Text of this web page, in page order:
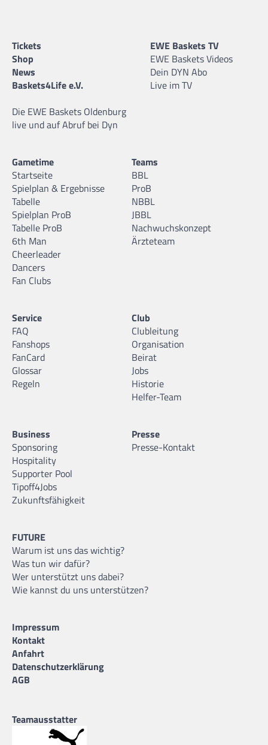
Tickets
Shop
News
Baskets4Life e.V.
Die EWE Baskets Oldenburg
live und auf Abruf bei Dyn
EWE Baskets TV
EWE Baskets Videos
Dein DYN Abo
Live im TV
Gametime
Startseite
Spielplan & Ergebnisse
Tabelle
Spielplan ProB
Tabelle ProB
6th Man
Cheerleader
Dancers
Fan Clubs
Teams
BBL
ProB
NBBL
JBBL
Nachwuchskonzept
Ärzteteam
Service
FAQ
Fanshops
FanCard
Glossar
Regeln
Club
Clubleitung
Organisation
Beirat
Jobs
Historie
Helfer-Team
Business
Sponsoring
Hospitality
Supporter Pool
Tipoff4Jobs
Zukunftsfähigkeit
Presse
Presse-Kontakt
FUTURE
Warum ist uns das wichtig?
Was tun wir dafür?
Wer unterstützt uns dabei?
Wie kannst du uns unterstützen?
Impressum
Kontakt
Anfahrt
Datenschutzerklärung
AGB
Teamausstatter